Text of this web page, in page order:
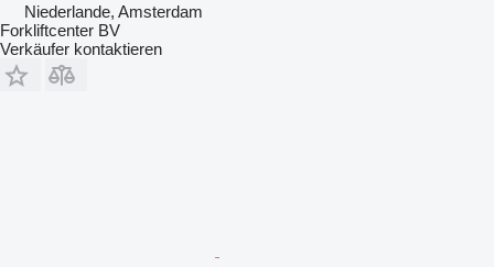
Niederlande, Amsterdam
Forkliftcenter BV
Verkäufer kontaktieren